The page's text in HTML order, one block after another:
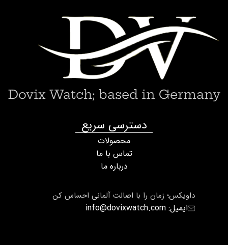
داویکس؛ زمان را با اصالت آلمانی احساس کن
ایمیل: info@dovixwatch.com
دسترسی سریع
محصولات
تماس با ما
درباره ما
Dovix Watch; based in Germany